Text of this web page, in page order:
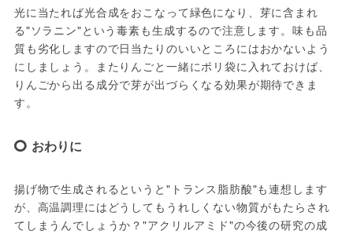
光に当たれば光合成をおこなって緑色になり、芽に含まれ
る"ソラニン"という毒素も生成するので注意します。味も品
質も劣化しますので日当たりのいいところにはおかないよう
にしましょう。またりんごと一緒にポリ袋に入れておけば、
りんごから出る成分で芽が出づらくなる効果が期待できま
す。
おわりに
揚げ物で生成されるというと"トランス脂肪酸"も連想します
が、高温調理にはどうしてもうれしくない物質がもたらされ
てしまうんでしょうか？"アクリルアミド"の今後の研究の成